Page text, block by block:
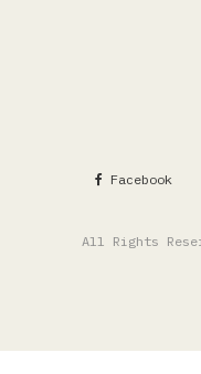
Facebook
All Rights